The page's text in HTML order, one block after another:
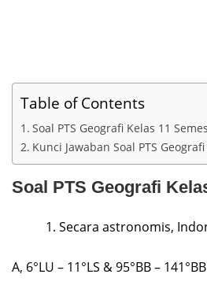
Table of Contents
Soal PTS Geografi Kelas 11
Kunci Jawaban Soal PTS
Soal PTS Geografi
Secara astronomis,
A, 6°LU – 11°LS & 95°BB – 141°BB